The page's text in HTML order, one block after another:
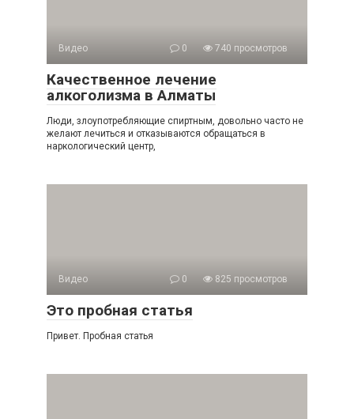
Видео 0 740 просмотров
Качественное лечение
алкоголизма в Алматы
Люди, злоупотребляющие спиртным, довольно часто не
желают лечиться и отказываются обращаться в
наркологический центр,
Видео 0 825 просмотров
Это пробная статья
Привет. Пробная статья